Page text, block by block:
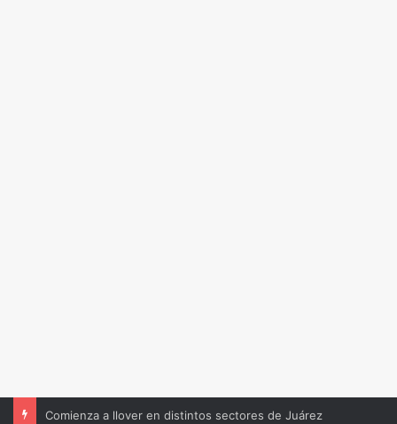
Comienza a llover en distintos sectores de Juárez